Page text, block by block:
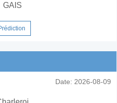
GAIS
Date: 2026-08-09